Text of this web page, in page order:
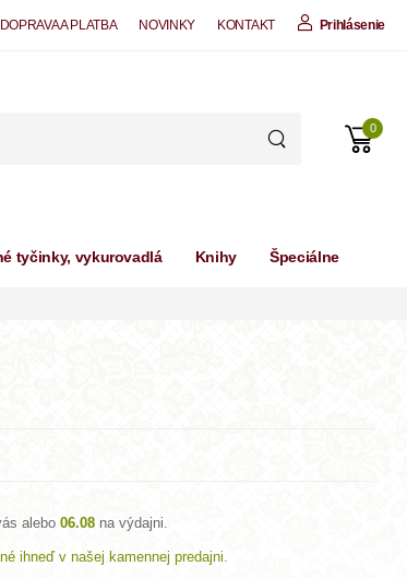
DOPRAVA A PLATBA NOVINKY KONTAKT Prihlásenie
0
tyčinky, vykurovadlá Knihy Špeciálne
alebo 06.08 na výdajni.
ihneď v našej kamennej predajni.